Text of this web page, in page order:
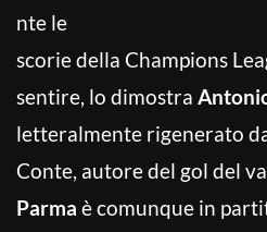
nte le
scorie della Champions
sentire, lo dimostra
letteralmente rigenerato
Conte, autore del gol del
Parma è comunque in